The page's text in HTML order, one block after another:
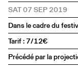
SAT 07 SEP 2019
Dans le cadre du
Tarif : 7/12€
Précédé par la